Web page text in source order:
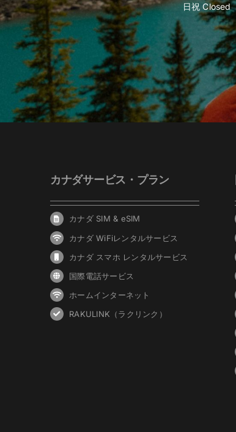
日祝 Closed
カナダサービス・プラン
カナダ SIM & eSIM
カナダ WiFiレンタルサービス
カナダ スマホ レンタルサービス
国際電話サービス
ホームインターネット
RAKULINK（ラクリンク）